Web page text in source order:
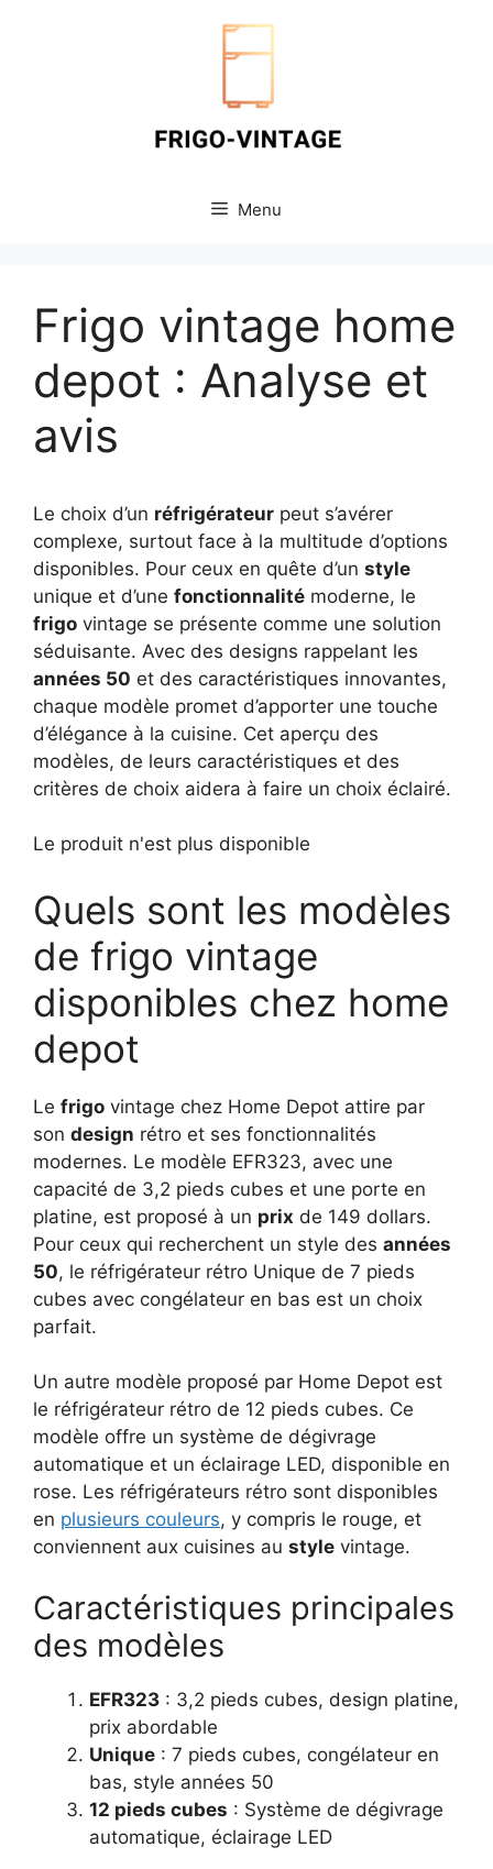
Menu
Frigo vintage home
depot : Analyse et
avis
Le choix d’un réfrigérateur peut s’avérer
complexe, surtout face à la multitude d’options
disponibles. Pour ceux en quête d’un style
unique et d’une fonctionnalité moderne, le
frigo vintage se présente comme une solution
séduisante. Avec des designs rappelant les
années 50 et des caractéristiques innovantes,
chaque modèle promet d’apporter une touche
d’élégance à la cuisine. Cet aperçu des
modèles, de leurs caractéristiques et des
critères de choix aidera à faire un choix éclairé.
Le produit n'est plus disponible
Quels sont les modèles
de frigo vintage
disponibles chez home
depot
Le frigo vintage chez Home Depot attire par
son design rétro et ses fonctionnalités
modernes. Le modèle EFR323, avec une
capacité de 3,2 pieds cubes et une porte en
platine, est proposé à un prix de 149 dollars.
Pour ceux qui recherchent un style des années
50, le réfrigérateur rétro Unique de 7 pieds
cubes avec congélateur en bas est un choix
parfait.
Un autre modèle proposé par Home Depot est
le réfrigérateur rétro de 12 pieds cubes. Ce
modèle offre un système de dégivrage
automatique et un éclairage LED, disponible en
rose. Les réfrigérateurs rétro sont disponibles
en plusieurs couleurs, y compris le rouge, et
conviennent aux cuisines au style vintage.
Caractéristiques principales
des modèles
EFR323 : 3,2 pieds cubes, design platine,
prix abordable
Unique : 7 pieds cubes, congélateur en
bas, style années 50
12 pieds cubes : Système de dégivrage
automatique, éclairage LED